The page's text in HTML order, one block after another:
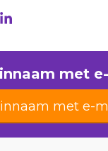
met
met e-